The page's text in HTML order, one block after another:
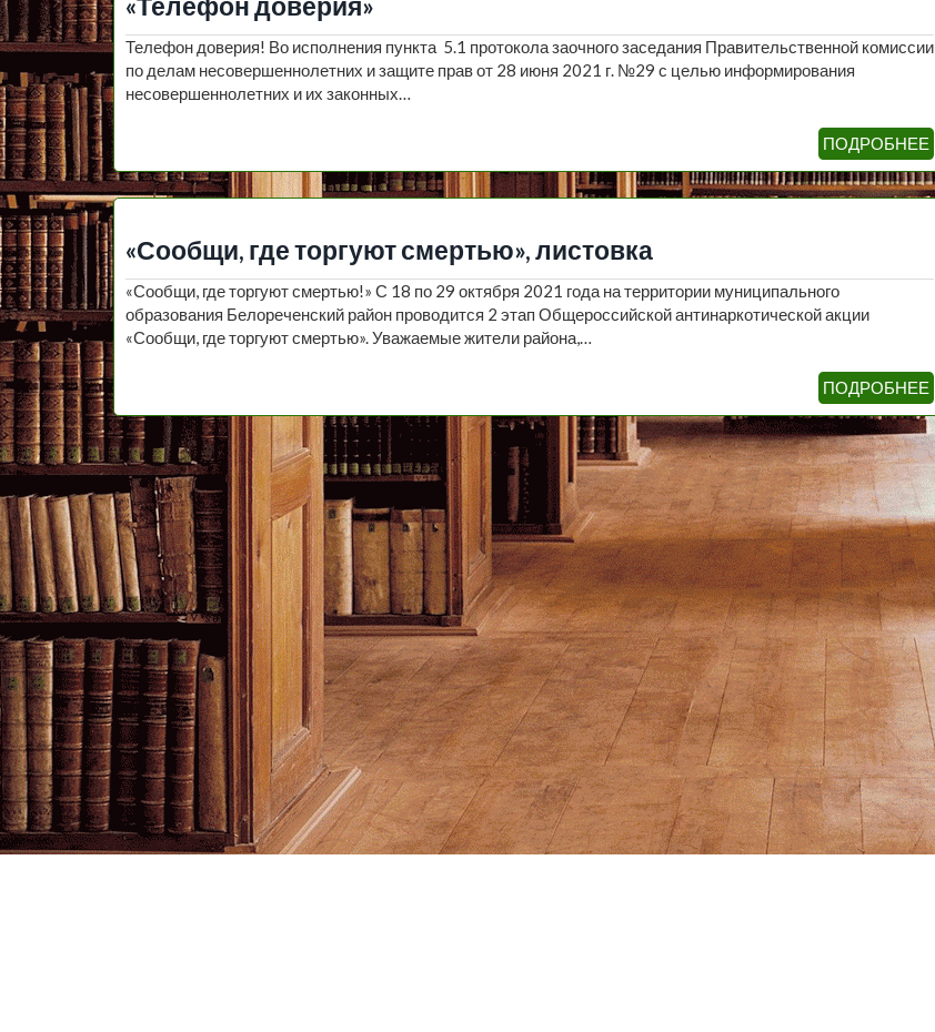
«Телефон доверия»
Телефон доверия! Во исполнения пункта 5.1 протокола заочного заседания Правительственной комиссии
по делам несовершеннолетних и защите прав от 28 июня 2021 г. №29 с целью информирования
несовершеннолетних и их законных…
ПОДРОБНЕЕ
«Сообщи, где торгуют смертью», листовка
«Сообщи, где торгуют смертью!» С 18 по 29 октября 2021 года на территории муниципального
образования Белореченский район проводится 2 этап Общероссийской антинаркотической акции
«Сообщи, где торгуют смертью». Уважаемые жители района,…
ПОДРОБНЕЕ